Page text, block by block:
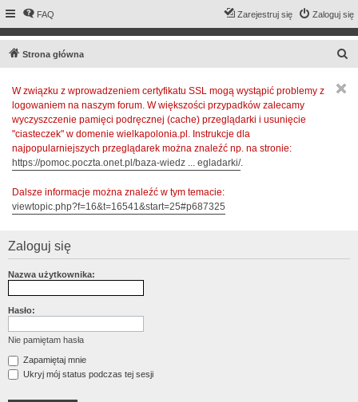
FAQ Zaloguj się
Zarejestruj się
Strona główna
W związku z wprowadzeniem certyfikatu SSL mogą wystąpić problemy z
logowaniem na naszym forum. W większości przypadków zalecamy
wyczyszczenie pamięci podręcznej (cache) przeglądarki i usunięcie
"ciasteczek" w domenie wielkapolonia.pl. Instrukcje dla
najpopularniejszych przeglądarek można znaleźć np. na stronie:
https://pomoc.poczta.onet.pl/baza-wiedz ... egladarki/.
Dalsze informacje można znaleźć w tym temacie:
viewtopic.php?f=16&t=16541&start=25#p687325
Zaloguj się
Nazwa użytkownika:
Hasło:
Nie pamiętam hasła
Zapamiętaj mnie
Ukryj mój status podczas tej sesji